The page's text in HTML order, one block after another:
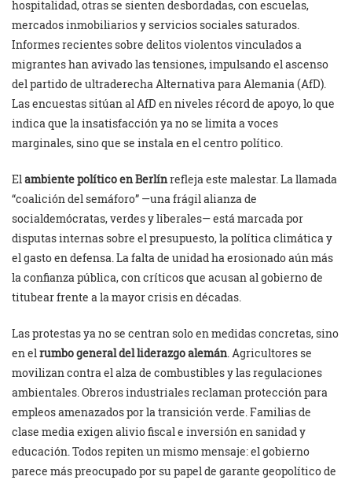
hospitalidad, otras se sienten desbordadas, con escuelas,
mercados inmobiliarios y servicios sociales saturados.
Informes recientes sobre delitos violentos vinculados a
migrantes han avivado las tensiones, impulsando el ascenso
del partido de ultraderecha Alternativa para Alemania (AfD).
Las encuestas sitúan al AfD en niveles récord de apoyo, lo que
indica que la insatisfacción ya no se limita a voces
marginales, sino que se instala en el centro político.
Elambiente político en Berlínrefleja este malestar. La llamada
“coalición del semáforo” —una frágil alianza de
socialdemócratas, verdes y liberales— está marcada por
disputas internas sobre el presupuesto, la política climática y
el gasto en defensa. La falta de unidad ha erosionado aún más
la confianza pública, con críticos que acusan al gobierno de
titubear frente a la mayor crisis en décadas.
Las protestas ya no se centran solo en medidas concretas, sino
en elrumbo general del liderazgo alemán. Agricultores se
movilizan contra el alza de combustibles y las regulaciones
ambientales. Obreros industriales reclaman protección para
empleos amenazados por la transición verde. Familias de
clase media exigen alivio fiscal e inversión en sanidad y
educación. Todos repiten un mismo mensaje: el gobierno
parece más preocupado por su papel de garante geopolítico de